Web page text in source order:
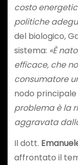
costo
politiche
del biologico,
sistema: «È
efficace, che
consumatore
nodo
problema è la
aggravata
Il dott.
affrontato il